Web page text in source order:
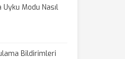
Modu Nasıl
Bildirimleri